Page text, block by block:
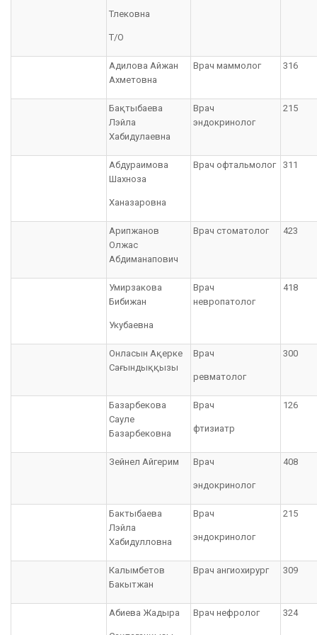
Тлековна
Т/О
Адилова Айжан
Ахметовна
Врач маммолог 316
Бақтыбаева
Лэйла
Хабидулаевна
Врач
эндокринолог
215
Абдураимова
Шахноза
Ханазаровна
Врач офтальмолог 311
Арипжанов
Олжас
Абдиманапович
Врач стоматолог 423
Умирзакова
Бибижан
Укубаевна
Врач
невропатолог
418
Онласын Ақерке
Сағындыққызы
Врач
ревматолог
300
Базарбекова
Сауле
Базарбековна
Врач
фтизиатр
126
Зейнел Айгерим Врач
эндокринолог
408
Бактыбаева
Лэйла
Хабидулловна
Врач
эндокринолог
215
Калымбетов
Бакытжан
Врач ангиохирург 309
Абиева Жадыра Врач нефролог 324